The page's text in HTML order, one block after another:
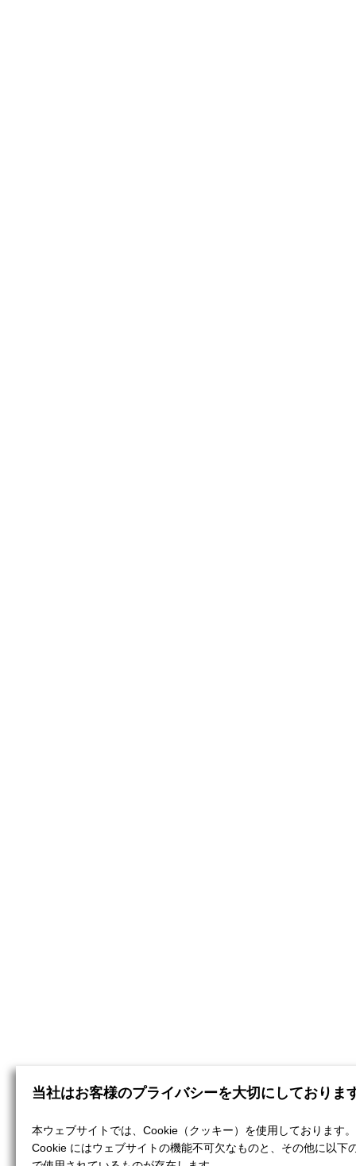
当社はお客様のプライバシーを大切にしておりま
本ウェブサイトでは、Cookie（クッキー）を使用しております。
Cookie にはウェブサイトの機能不可欠なものと、その他に以下